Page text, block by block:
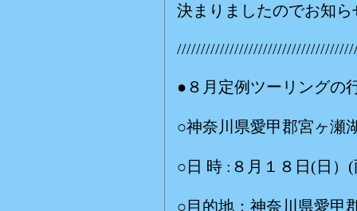
決まりましたのでお知
●８月定例ツーリングの
○神奈川県愛甲郡宮ヶ瀬
○日 時 :８月１８日(日）
○目的地：神奈川県愛甲